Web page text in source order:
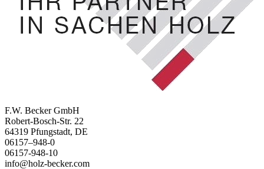
F.W. Becker GmbH
Robert-Bosch-Str. 22
64319 Pfungstadt, DE
06157–948-0
06157-948-10
info@holz-becker.com